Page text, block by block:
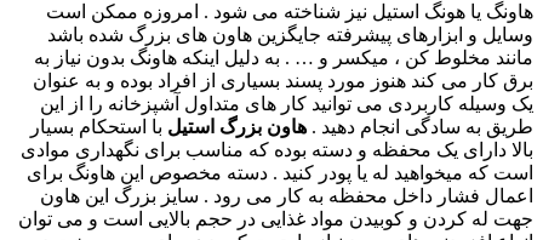
هاونگ یا هونگ استیل نیز شناخته می شود . امروزه ممکن است
وسایل و ابزارهای پیشرفته جایگزین هاون های بزرگ شده باشد
مانند مخلوط کن ، میکسر و … . به دلیل اینکه هاونگ بدون نیاز به
برق کار می کند هنوز مورد پسند بسیاری از افراد بوده و به عنوان
یک وسیله کاربردی می توانید کار های متداول آشپزخانه را از این
طریق به سادگی انجام دهید . هاون بزرگ استیل با استحکام بسیار
بالا دارای یک محفظه و دسته بوده که مناسب برای نگهداری موادی
است که میخواهید له یا پودر کنید . دسته مخصوص این هاونگ برای
اعمال فشار داخل محفظه به کار می رود . سایز بزرگ این هاون
جهت له کردن و کوبیدن مواد غذایی در حجم بالایی است و می توان